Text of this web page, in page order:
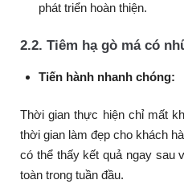
phát triển hoàn thiện.
2.2. Tiêm hạ gò má có
Tiến hành nhanh chóng:
Thời gian thực hiện chỉ mất
thời gian làm đẹp cho khách
có thể thấy kết quả ngay sau
toàn trong tuần đầu.